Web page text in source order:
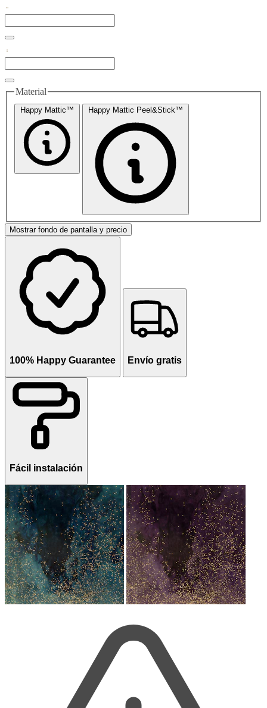
Material
Happy Mattic™ Happy Mattic Peel&Stick™
Mostrar fondo de pantalla y precio
100% Happy Guarantee Envío gratis
Fácil instalación